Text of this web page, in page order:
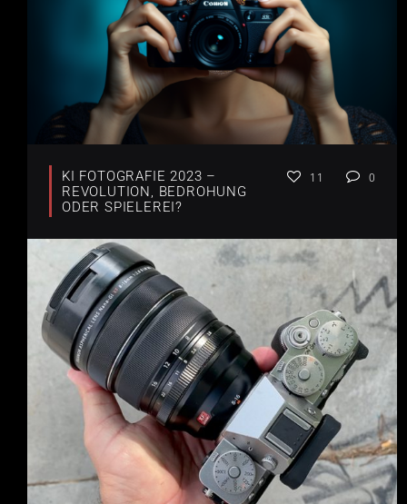
KI FOTOGRAFIE 2023 –
REVOLUTION, BEDROHUNG
ODER SPIELEREI?
11 0